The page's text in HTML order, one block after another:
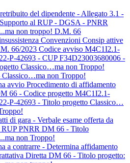
del dipendente - Allegato 3.1 -
al RUP - DGSA - PNRR
non troppo! D.M. 66
Convenzioni Consip attive
66/2023 Codice avviso M4C1I2.1-
P-42693 - CUP F34D23003680006 -
Classico…ma non Troppo!
non Troppo!
avvio Procedimento di affidamento
66 - Codice progetto M4C1I2.1-
P-42693 - Titolo progetto Classico…
di gara - Verbale esame offerta da
RUP PNRR DM 66 - Titolo
non Troppo!
a contrarre - Determina affidamento
Diretta DM 66 - Titolo progetto: